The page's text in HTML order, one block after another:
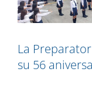
La
su 56